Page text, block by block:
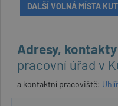
Kutná Hora
35000 - 38000 Kč
DALŠÍ VOLNÁ MÍSTA
Adresy,
pracovní úřad v
a kontaktní pracoviště: